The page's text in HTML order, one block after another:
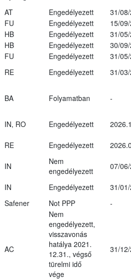
AT Engedélyezett
31/
FU Engedélyezett
15/
HB Engedélyezett
31/
HB Engedélyezett
30/
FU Engedélyezett
31/
RE Engedélyezett
31/
BA Folyamatban -
IN, RO Engedélyezett
RE Engedélyezett
IN
Nem
engedélyezett
07/
IN Engedélyezett
31/
Safener Not PPP -
AC
Nem
engedélyezett,
visszavonás
hatálya 2021.
12.31., végső
türelmi idő
vége
31/